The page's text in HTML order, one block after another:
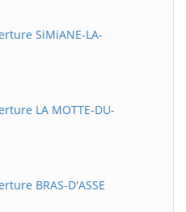
SiMiANE-LA-
LA MOTTE-DU-
BRAS-D'ASSE